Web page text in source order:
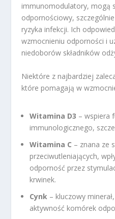
immunomodulatory, mogą
odpornościowy,
ryzyka infekcji. Ich
wzmocnieniu odporności i
niedoborów składników
Niektóre z najbardziej
które pomagają w
Witamina D3 – wspiera
immunologicznego,
Witamina C – znana ze
przeciwutleniających,
odporność przez
krwinek.
Cynk – kluczowy
aktywność komórek